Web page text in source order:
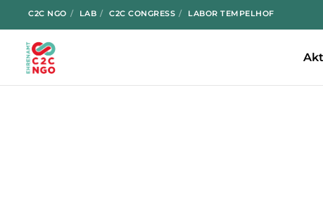
C2C NGO LAB C2C CONGRESS LABOR TEMPELHOF